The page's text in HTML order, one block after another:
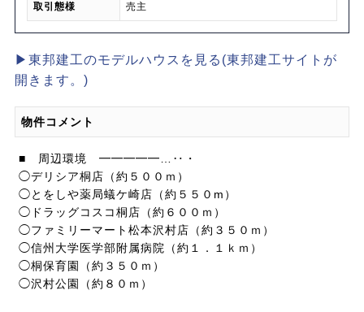
取引態様 売主
▶東邦建工のモデルハウスを見る(東邦建工サイトが
開きます。)
物件コメント
■ 周辺環境 ━━━━━…‥・
◯デリシア桐店（約５００ｍ）
◯とをしや薬局蟻ケ崎店（約５５０m）
◯ドラッグコスコ桐店（約６００ｍ）
◯ファミリーマート松本沢村店（約３５０ｍ）
◯信州大学医学部附属病院（約１．１ｋｍ）
◯桐保育園（約３５０ｍ）
◯沢村公園（約８０ｍ）